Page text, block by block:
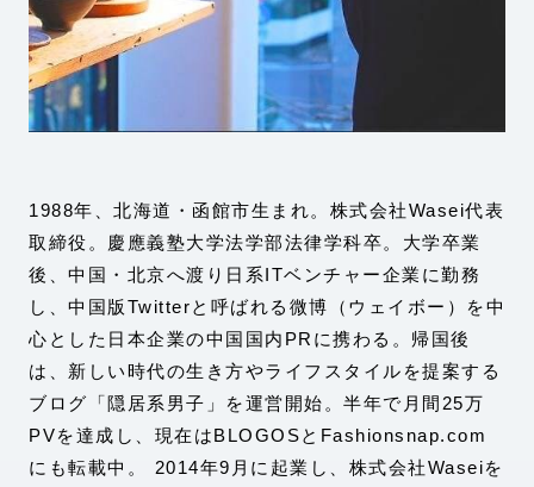
1988年、北海道・函館市生まれ。株式会社Wasei代表
取締役。慶應義塾大学法学部法律学科卒。大学卒業
後、中国・北京へ渡り日系ITベンチャー企業に勤務
し、中国版Twitterと呼ばれる微博（ウェイボー）を中
心とした日本企業の中国国内PRに携わる。帰国後
は、新しい時代の生き方やライフスタイルを提案する
ブログ「隠居系男子」を運営開始。半年で月間25万
PVを達成し、現在はBLOGOSとFashionsnap.com
にも転載中。 2014年9月に起業し、株式会社Waseiを